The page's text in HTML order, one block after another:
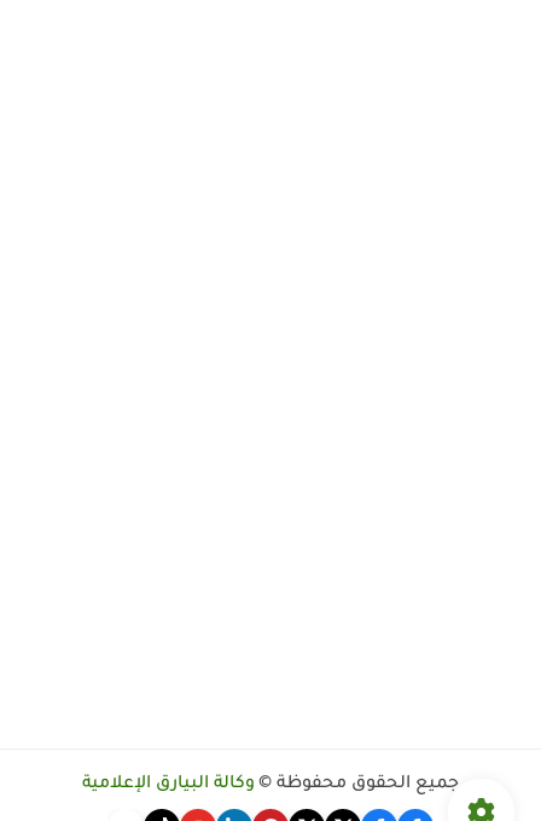
جميع الحقوق محفوظة © وكالة البيارق الإعلامية